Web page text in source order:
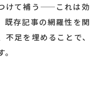
けて補う——これは効
既存記事の網羅性を関
足を埋めることで、